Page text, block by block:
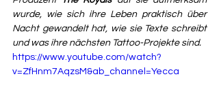
wurde, wie sich ihre Leben praktisch über
Nacht gewandelt hat, wie sie Texte schreibt
und was ihre nächsten Tattoo-Projekte sind.
https://www.youtube.com/watch?
v=ZfHnm7AqzsM&ab_channel=Yecca